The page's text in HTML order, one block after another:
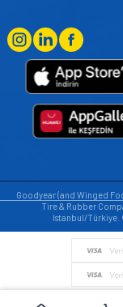
Goodyear (and Winged
Tire & Rubber
Istanbul/Türkiye.